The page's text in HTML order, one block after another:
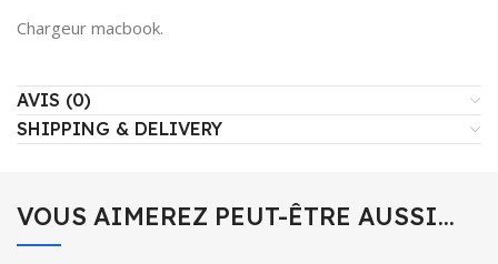
Chargeur macbook.
AVIS (0)
SHIPPING & DELIVERY
VOUS AIMEREZ PEUT-ÊTRE AUSSI…